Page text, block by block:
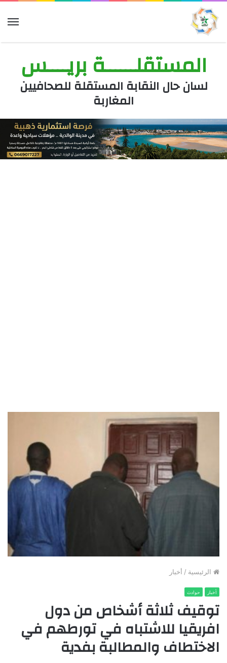
المستقلــــــة بريــــس
لسان حال النقابة المستقلة للصحافيين
المغاربة
الرئيسية / أخبار
أخبار حوادث
توقيف ثلاثة أشخاص من دول
افريقيا للاشتباه في تورطهم في
الاختطاف والمطالبة بفدية